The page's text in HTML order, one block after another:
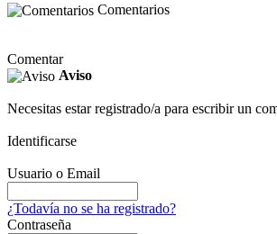
Comentarios
Comentar
Aviso
Necesitas estar registrado/a para escribir un
Identificarse
Usuario o Email
¿Todavía no se ha registrado?
Contraseña